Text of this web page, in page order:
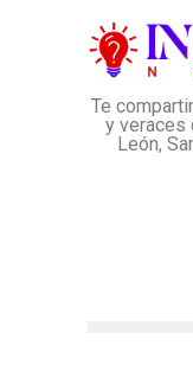
Te
y veraces
León,